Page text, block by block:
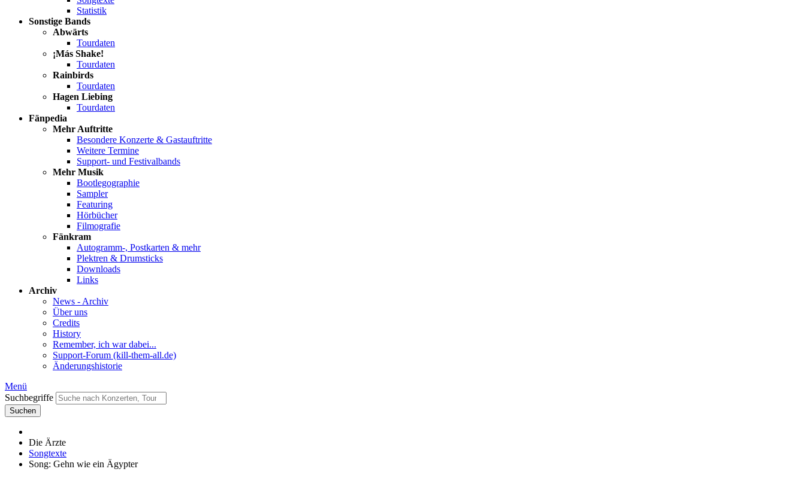
Statistik
Sonstige Bands
Abwärts
Tourdaten
¡Más Shake!
Tourdaten
Rainbirds
Tourdaten
Hagen Liebing
Tourdaten
Fänpedia
Mehr Auftritte
Besondere Konzerte & Gastauftritte
Weitere Termine
Support- und Festivalbands
Mehr Musik
Bootlegographie
Sampler
Featuring
Hörbücher
Filmografie
Fänkram
Autogramm-, Postkarten & mehr
Plektren & Drumsticks
Downloads
Links
Archiv
News - Archiv
Über uns
Credits
History
Remember, ich war dabei...
Support-Forum (kill-them-all.de)
Änderungshistorie
Menü
Suchbegriffe
Suchen
Die Ärzte
Songtexte
Song: Gehn wie ein Ägypter